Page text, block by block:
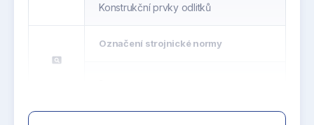
Konstrukční prvky odlitků
pageview
Označení strojnické normy